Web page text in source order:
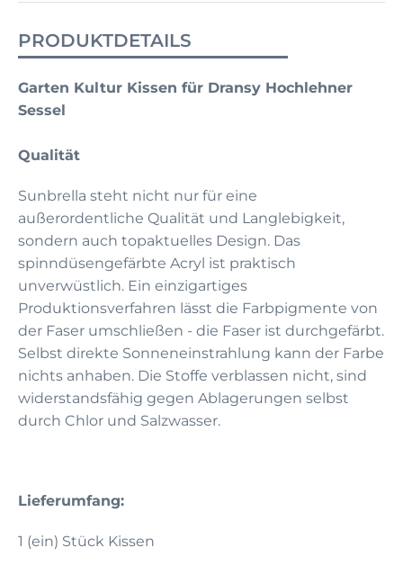
PRODUKTDETAILS
Garten Kultur Kissen für Dransy Hochlehner
Sessel
Qualität
Sunbrella steht nicht nur für eine
außerordentliche Qualität und Langlebigkeit,
sondern auch topaktuelles Design. Das
spinndüsengefärbte Acryl ist praktisch
unverwüstlich. Ein einzigartiges
Produktionsverfahren lässt die Farbpigmente von
der Faser umschließen - die Faser ist durchgefärbt.
Selbst direkte Sonneneinstrahlung kann der Farbe
nichts anhaben. Die Stoffe verblassen nicht, sind
widerstandsfähig gegen Ablagerungen selbst
durch Chlor und Salzwasser.
Lieferumfang:
1 (ein) Stück Kissen